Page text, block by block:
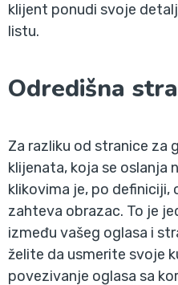
klijent ponudi svoje
listu.
Odredišna
Za razliku od stranice za
klijenata, koja se oslanja
klikovima je, po definiciji,
zahteva obrazac. To je
između vašeg oglasa i
želite da usmerite svoje
povezivanje oglasa sa